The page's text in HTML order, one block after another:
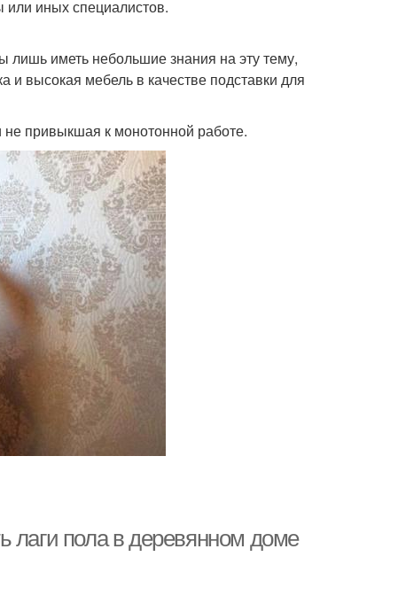
иных специалистов.
лишь иметь небольшие знания на эту тему,
и высокая мебель в качестве подставки для
не привыкшая к монотонной работе.
лаги пола в деревянном доме